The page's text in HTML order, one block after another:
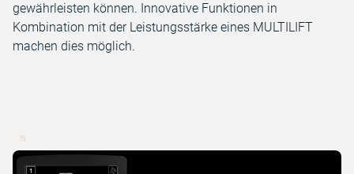
gewährleisten können. Innovative Funktionen in
Kombination mit der Leistungsstärke eines MULTILIFT
machen dies möglich.